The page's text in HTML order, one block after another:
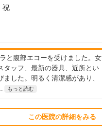
祝
と腹部エコーを受けました。女
タッフ、最新の器具、近所とい
ました。明るく清潔感があり、
もっと読む
この医院の詳細をみる